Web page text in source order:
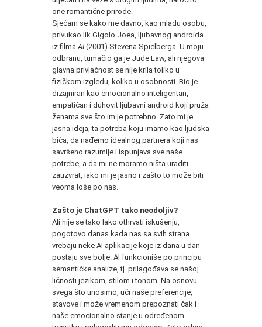
one romantične prirode.
Sjećam se kako me davno, kao mladu osobu,
privukao lik Gigolo Joea, ljubavnog androida
iz filma AI(2001) Stevena Spielberga. U moju
odbranu, tumačio ga je Jude Law, ali njegova
glavna privlačnost se nije krila toliko u
fizičkom izgledu, koliko u osobnosti. Bio je
dizajniran kao emocionalno inteligentan,
empatičan i duhovit ljubavni android koji pruža
ženama sve što im je potrebno. Zato mi je
jasna ideja, ta potreba koju imamo kao ljudska
bića, da nađemo idealnog partnera koji nas
savršeno razumije i ispunjava sve naše
potrebe, a da mi ne moramo ništa uraditi
zauzvrat, iako mi je jasno i zašto to može biti
veoma loše po nas.
Zašto je ChatGPT tako neodoljiv?
Ali nije se tako lako othrvati iskušenju,
pogotovo danas kada nas sa svih strana
vrebaju neke AI aplikacije koje iz dana u dan
postaju sve bolje. AI funkcioniše po principu
semantičke analize, tj. prilagođava se našoj
ličnosti jezikom, stilom i tonom. Na osnovu
svega što unosimo, uči naše preferencije,
stavove i može vremenom prepoznati čak i
naše emocionalno stanje u određenom